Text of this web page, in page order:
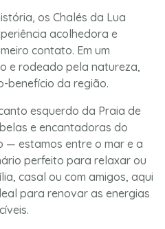
os Chalés da Lua
acolhedora e
contato. Em um
e rodeado pela natureza,
benefício da região.
esquerdo da Praia de
e encantadoras do
— estamos entre o mar e a
perfeito para relaxar ou
casal ou com amigos, aqui
para renovar as energias